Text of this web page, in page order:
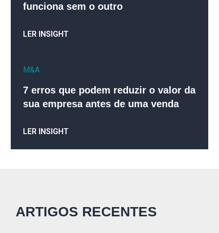
funciona sem o outro
LER INSIGHT
M&A
7 erros que podem reduzir o valor da
sua empresa antes de uma venda
LER INSIGHT
ARTIGOS RECENTES